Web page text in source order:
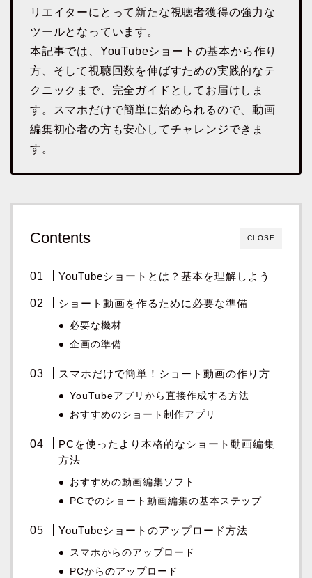
リエイターにとって新たな視聴者獲得の強力な
ツールとなっています。
本記事では、YouTubeショートの基本から作り
方、そして視聴回数を伸ばすための実践的なテ
クニックまで、完全ガイドとしてお届けしま
す。スマホだけで簡単に始められるので、動画
編集初心者の方も安心してチャレンジできま
す。
CLOSE
Contents
YouTubeショートとは？基本を理解しよう
ショート動画を作るために必要な準備
必要な機材
企画の準備
スマホだけで簡単！ショート動画の作り方
YouTubeアプリから直接作成する方法
おすすめのショート制作アプリ
PCを使ったより本格的なショート動画編集
方法
おすすめの動画編集ソフト
PCでのショート動画編集の基本ステップ
YouTubeショートのアップロード方法
スマホからのアップロード
PCからのアップロード